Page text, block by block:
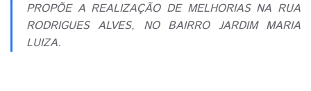
PROPÕE A REALIZAÇÃO DE MELHORIAS NA RUA
RODRIGUES ALVES, NO BAIRRO JARDIM MARIA
LUIZA.